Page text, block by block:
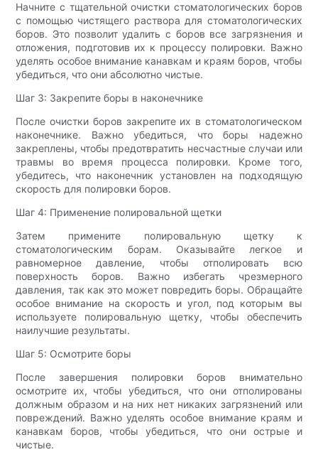
Начните с тщательной очистки стоматологических боров
с помощью чистящего раствора для стоматологических
боров. Это позволит удалить с боров все загрязнения и
отложения, подготовив их к процессу полировки. Важно
уделять особое внимание канавкам и краям боров, чтобы
убедиться, что они абсолютно чистые.
Шаг 3: Закрепите боры в наконечнике
После очистки боров закрепите их в стоматологическом
наконечнике. Важно убедиться, что боры надежно
закреплены, чтобы предотвратить несчастные случаи или
травмы во время процесса полировки. Кроме того,
убедитесь, что наконечник установлен на подходящую
скорость для полировки боров.
Шаг 4: Применение полировальной щетки
Затем примените полировальную щетку к
стоматологическим борам. Оказывайте легкое и
равномерное давление, чтобы отполировать всю
поверхность боров. Важно избегать чрезмерного
давления, так как это может повредить боры. Обращайте
особое внимание на скорость и угол, под которым вы
используете полировальную щетку, чтобы обеспечить
наилучшие результаты.
Шаг 5: Осмотрите боры
После завершения полировки боров внимательно
осмотрите их, чтобы убедиться, что они отполированы
должным образом и на них нет никаких загрязнений или
повреждений. Важно уделять особое внимание краям и
канавкам боров, чтобы убедиться, что они острые и
чистые.